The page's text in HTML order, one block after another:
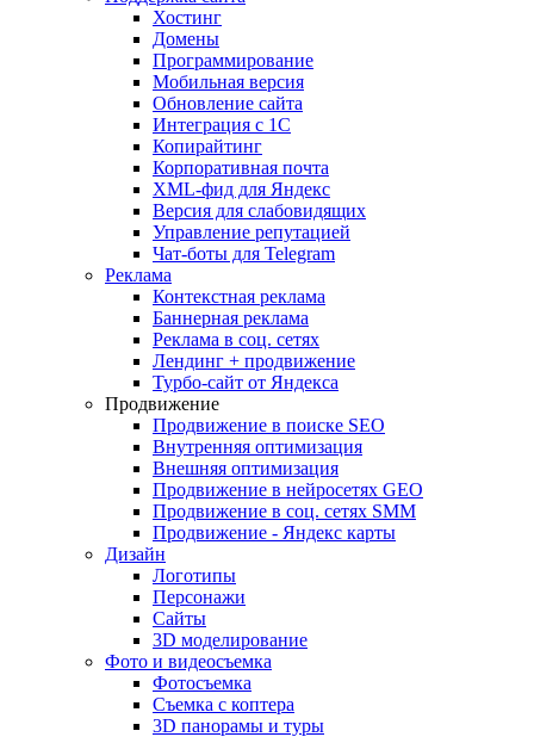
Хостинг
Домены
Программирование
Мобильная версия
Обновление сайта
Интеграция с 1С
Копирайтинг
Корпоративная почта
XML-фид для Яндекс
Версия для слабовидящих
Управление репутацией
Чат-боты для Telegram
Реклама
Контекстная реклама
Баннерная реклама
Реклама в соц. сетях
Лендинг + продвижение
Турбо-сайт от Яндекса
Продвижение
Продвижение в поиске SEO
Внутренняя оптимизация
Внешняя оптимизация
Продвижение в нейросетях GEO
Продвижение в соц. сетях SMM
Продвижение - Яндекс карты
Дизайн
Логотипы
Персонажи
Сайты
3D моделирование
Фото и видеосъемка
Фотосъемка
Съемка с коптера
3D панорамы и туры